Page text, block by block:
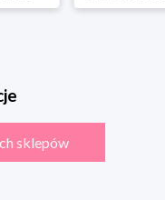
sklepów